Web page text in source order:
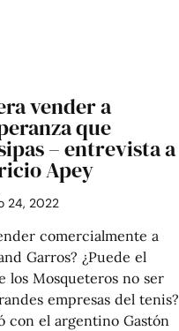
vender a
que
– entrevista a
Apey
24, 2022
comercialmente a
Garros? ¿Puede el
los Mosqueteros no ser
empresas del tenis?
con el argentino Gastón